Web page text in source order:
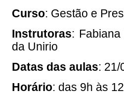
Curso: Gestão e
Instrutoras:
da Unirio
Datas das aulas: 21/
Horário: das 9h às